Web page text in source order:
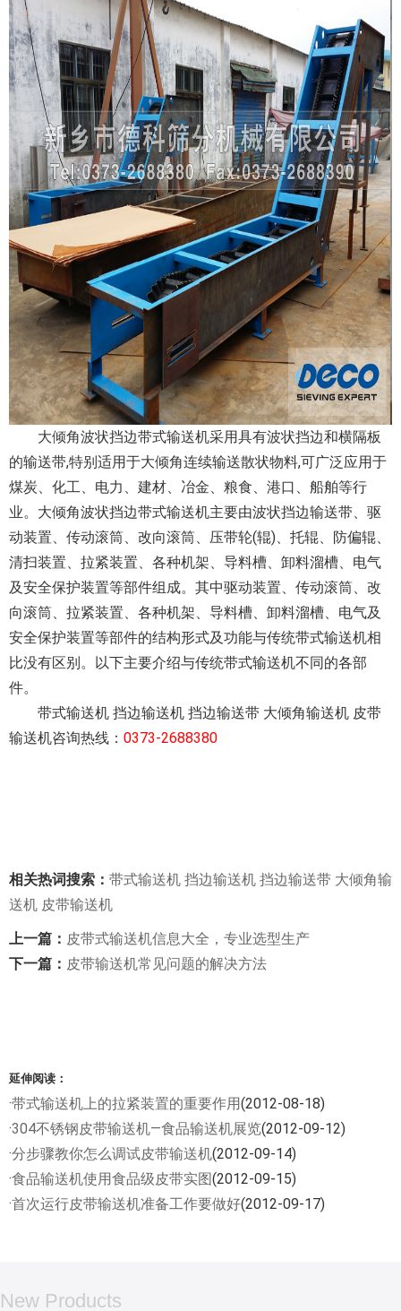
大倾角波状挡边带式输送机采用具有波状挡边和横隔板
的输送带,特别适用于大倾角连续输送散状物料,可广泛应用于
煤炭、化工、电力、建材、冶金、粮食、港口、船舶等行
业。大倾角波状挡边带式输送机主要由波状挡边输送带、驱
动装置、传动滚筒、改向滚筒、压带轮(辊)、托辊、防偏辊、
清扫装置、拉紧装置、各种机架、导料槽、卸料溜槽、电气
及安全保护装置等部件组成。其中驱动装置、传动滚筒、改
向滚筒、拉紧装置、各种机架、导料槽、卸料溜槽、电气及
安全保护装置等部件的结构形式及功能与传统带式输送机相
比没有区别。以下主要介绍与传统带式输送机不同的各部
件。
带式输送机 挡边输送机 挡边输送带 大倾角输送机 皮带
输送机咨询热线： 0373-2688380
相关热词搜索： 带式输送机 挡边输送机 挡边输送带 大倾角输
送机 皮带输送机
上一篇： 皮带式输送机信息大全，专业选型生产
下一篇： 皮带输送机常见问题的解决方法
延伸阅读：
·带式输送机上的拉紧装置的重要作用(2012-08-18)
·304不锈钢皮带输送机—食品输送机展览(2012-09-12)
·分步骤教你怎么调试皮带输送机(2012-09-14)
·食品输送机使用食品级皮带实图(2012-09-15)
·首次运行皮带输送机准备工作要做好(2012-09-17)
New Products